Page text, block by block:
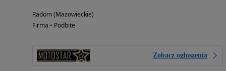
Radom (Mazowieckie)
Firma • Podbite
Zobacz ogłoszenia